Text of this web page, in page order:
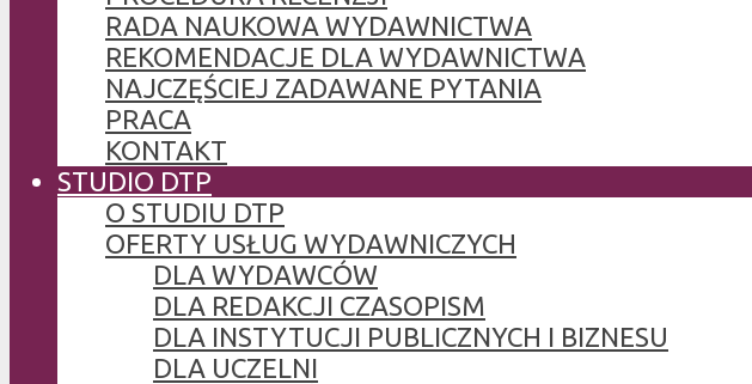
RADA NAUKOWA WYDAWNICTWA
REKOMENDACJE DLA WYDAWNICTWA
NAJCZĘŚCIEJ ZADAWANE PYTANIA
PRACA
KONTAKT
STUDIO DTP
O STUDIU DTP
OFERTY USŁUG WYDAWNICZYCH
DLA WYDAWCÓW
DLA REDAKCJI CZASOPISM
DLA INSTYTUCJI PUBLICZNYCH I BIZNESU
DLA UCZELNI